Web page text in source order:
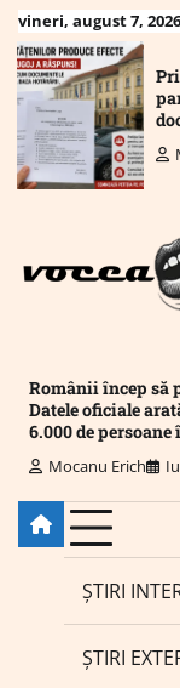
Skip
to
content
vineri, august 7, 2026
Românii încep să
Datele oficiale
6.000 de persoane
Mocanu Erich
ȘTIRI
ȘTIRI